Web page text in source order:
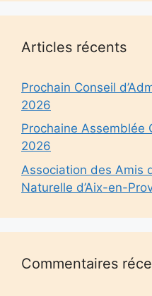
Articles récents
Prochain Conseil
2026
Prochaine Assemblée
2026
Association des Amis
Naturelle d’Aix-en-
Commentaires